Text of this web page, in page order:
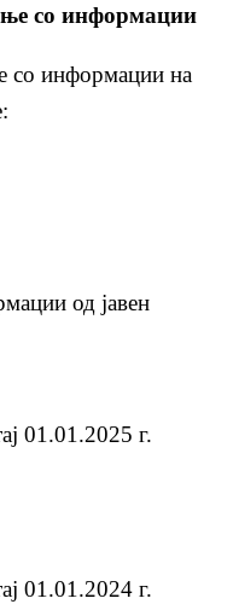
со информации
со информации на
од јавен
01.01.2025 г.
01.01.2024 г.